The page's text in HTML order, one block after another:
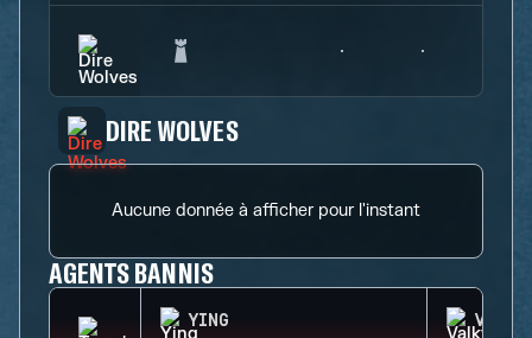
DIRE WOLVES
Aucune donnée à afficher pour l'instant
AGENTS BANNIS
YING